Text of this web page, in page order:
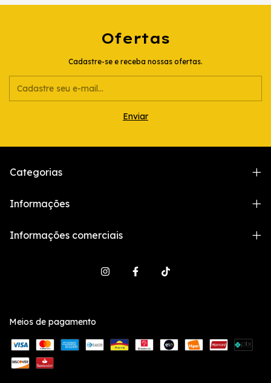
Ofertas
Cadastre-se e receba nossas ofertas.
Categorias
Informações
Informações comerciais
Meios de pagamento